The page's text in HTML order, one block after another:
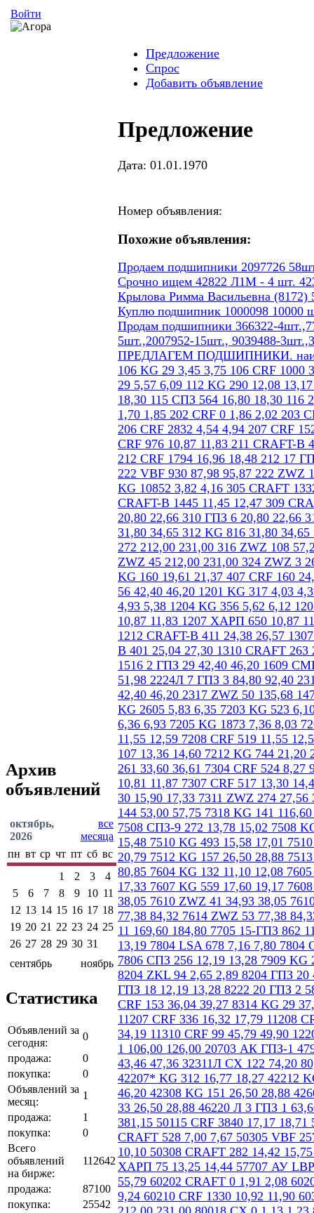
Войти
Предложение
Спрос
Добавить объявление
Архив
объявлений
октябрь,
2026
все
месяца
пн вт ср чт пт сб вс
1
2 3
4
5
6 7 8 9 10 11
12 13 14 15 16 17 18
19 20 21 22 23 24 25
26 27 28 29 30 31
сентябрь
ноябрь
Статистика
Объявлений за
сегодня:
0
продажа:
0
покупка:
0
Объявлений за
месяц:
1
продажа:
1
покупка:
0
Всего
объявлений
на бирже:
112642
продажа:
87100
покупка:
25542
Предложение
Дата: 01.01.1970
Номер объявления:
Похожие объявления:
Продаем подшипники 2097726
Срочно ищем 42822 Л1М - 4 шт.
Крылова Римма Васильевна (8172)
Куплю подшипник 1000098 10000
Продам подшипники 366322-
5шт.,2007952-15шт., 9039488-
ПРЕДЛАГЕМ ПОДШИПНИКИ. наим.пр.кол-во нал/р б/нал 104 KG 551 2,54 2,77 105 KG 568 2,92 3,20 106 KG 29 3,45 3,75 106 CRF 1000 3,45 3,75 107 CRF 409 3,92 4,27 109 CRF 738 6,15 6,70 110 18 ГПЗ 29 5,57 6,09 112 KG 290 12,08 13,17 113 KG 335 14,52 15,80 114 VBF 57 15,53 16,93 115 КПК 117 16,80 18,30 115 СПЗ 564 16,80 18,30 116 23 ГПЗ 51 15,90 17,33 134Л DKF 60 286,20 311,85 201 CRF 2603 1,70 1,85 202 CRF 0 1,86 2,02 203 CRAFT 0 2,07 2,25 204 СХ 2940 2,68 2,92 205 CRAFT 518 3,26 3,55 206 CRF 2832 4,54 4,94 207 CRF 1526 6,59 7,18 208 CRAFT 3235 7,74 8,43 209 KG 462 9,01 9,82 210 CRF 976 10,87 11,83 211 CRAFT-B 494 13,57 14,78 211 18 ГПЗ 40 13,57 14,78 212 KG 215 16,96 18,48 212 CRF 1794 16,96 18,48 212 17 ГПЗ 40 16,96 18,48 216 ZWZ 749 28,83 31,42 217 KG 3218 31,59 34,42 222 VBF 930 87,98 95,87 222 ZWZ 1627 87,98 95,87 224 ГПЗ 1 63,60 69,30 303 18 ГПЗ 40 2,65 2,94 304 KG 10852 3,82 4,16 305 CRAFT 1332 5,14 5,60 306 CRAFT 1025 7,16 7,88 307 CRF 1197 9,12 9,93 308 CRAFT-B 1445 11,45 12,47 309 CRAFT-B 883 14,84 16,17 310 CRAFT-B 323 20,80 22,66 310 ZWZ 49 20,80 22,66 310 ГПЗ 6 20,80 22,66 311 CRAFT-B 631 23,32 25,41 311 KG 65 23,32 25,41 312 ZWZ 736 31,80 34,65 312 KG 816 31,80 34,65 313 ZWZ 183 37,10 40,43 314 CRF 47 46,64 50,82 QJ 314 L URB 272 212,00 231,00 316 ZWZ 108 57,24 62,37 317 СПЗ 21 63,60 68,25 319 23 ГПЗ 16 84,80 92,40 322 ZWZ 45 212,00 231,00 324 ZWZ 3 265,00 288,75 405 KG 426 16,43 17,90 406 CRF 113 19,61 21,37 406 KG 160 19,61 21,37 407 CRF 160 24,80 27,03 408 KG 25 30,42 33,15 408 5ГПЗ 59 30,42 33,15 411 ZWZ 56 42,40 46,20 1201 KG 317 4,03 4,39 1202 KG 135 4,88 5,31 1203 ХАРП 400 4,93 5,38 1203 CRF 300 4,93 5,38 1204 KG 356 5,62 6,12 1205 CRF 242 5,72 6,24 1206 CRAFT 382 8,59 9,40 1207 CRAFT 53 10,87 11,83 1207 ХАРП 650 10,87 11,83 1208 CRAFT-B 405 13,63 14,86 1210 CRAFT 348 17,38 19,01 1212 CRAFT-B 411 24,38 26,57 1307 CRAFT 267 15,26 16,63 1308 CRAFT 359 18,70 20,37 1309 CRAFT-B 401 25,04 27,30 1310 CRAFT 263 29,89 32,57 1318 L 1 ГПЗ 6 74,20 80,85 1510 CRF 843 24,38 26,57 1516 2 ГПЗ 29 42,40 46,20 1609 CMB 62 29,15 31,76 1612 KG 22 50,88 55,65 2217 Л 3 ГПЗ 4 47,70 51,98 2224Л 7 ГПЗ 3 84,80 92,40 2312Л 1 37,10 40,43 2315КМ 15ГПЗ 15 42,40 46,20 2316КМ 3 ГПЗ 2 42,40 46,20 2317 ZWZ 50 135,68 147,84 2319 СПЗ 5 127,20 138,60 2322 КМ ZWZ 15 307,40 334,95 7202 KG 2605 5,83 6,35 7203 KG 523 6,10 6,64 7204 KG 2134 6,36 6,93 7204 ZWZ 53 6,36 6,93 7204 CRF 36 6,36 6,93 7205 KG 1873 7,36 8,03 7206 CRAFT 1789 8,48 9,24 7207 KG 1646 9,12 9,98 7208 KG 1618 11,55 12,59 7208 CRF 519 11,55 12,59 7210 KG 74 13,36 14,60 7210 28 ГПЗ 80 13,36 14,60 7210 СПЗ-9 107 13,36 14,60 7212 KG 744 21,20 23,10 7212 CRF 909 21,20 23,10 7214 KG 343 29,47 32,13 7216 ZWZ 261 33,60 36,61 7304 CRF 524 8,27 9,01 7305 KG 1139 9,01 9,82 7306 KG 435 10,81 11,87 7306 CRF 603 10,81 11,87 7307 CRF 517 13,30 14,49 7308 KG 210 15,90 17,33 7308 CRF 301 15,90 17,33 7309 28 ГПЗ 30 15,90 17,33 7311 ZWZ 274 27,56 30,03 7313 KG 44 45,33 49,38 7313 ZWZ 148 45,33 49,38 7314 KG 144 53,00 57,75 7318 KG 141 116,60 127,05 7506 CRAFT 345 10,28 11,20 7507 СПЗ-9 337 12,16 13,25 7508 СПЗ-9 272 13,78 15,02 7508 KG 179 13,04 14,21 7508 CRF 1008 13,04 14,21 7509 15 ГПЗ 189 14,20 15,48 7510 KG 493 15,58 17,01 7510 LBP 68 15,69 17,09 7511 KG 186 19,08